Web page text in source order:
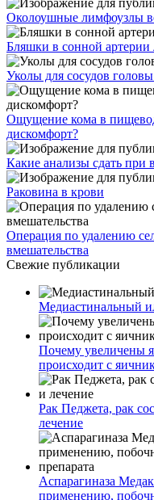
Околоушные лимфоузлы
Бляшки в сонной артерии
Уколы для сосудов
Ощущение кома в
дискомфорт?
Какие анализы сдать при
Раковина в крови
Операция по удалению
вмешательства
Свежие публикации
Медиастинальный
Почему увеличены
происходит с
Рак Педжета, рак
лечение
Аспарагиназа
применению,